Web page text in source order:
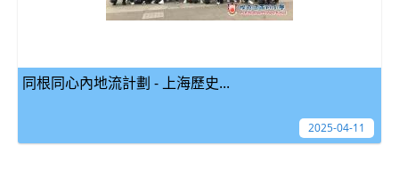
同根同心內地流計劃 - 上海歷史...
2025-04-11